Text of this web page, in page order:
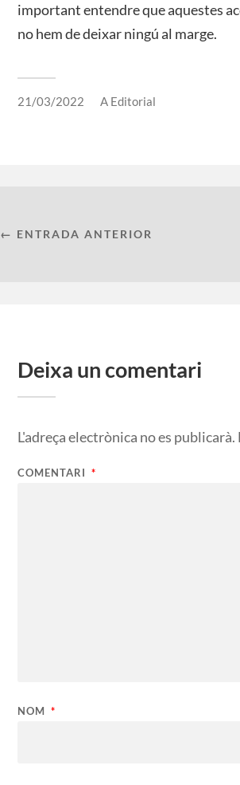
important entendre que aquestes
no hem de deixar ningú al marge.
21/03/2022 A Editorial
← ENTRADA ANTERIOR
Deixa un comentari
L'adreça electrònica no es publicarà.
COMENTARI *
NOM *